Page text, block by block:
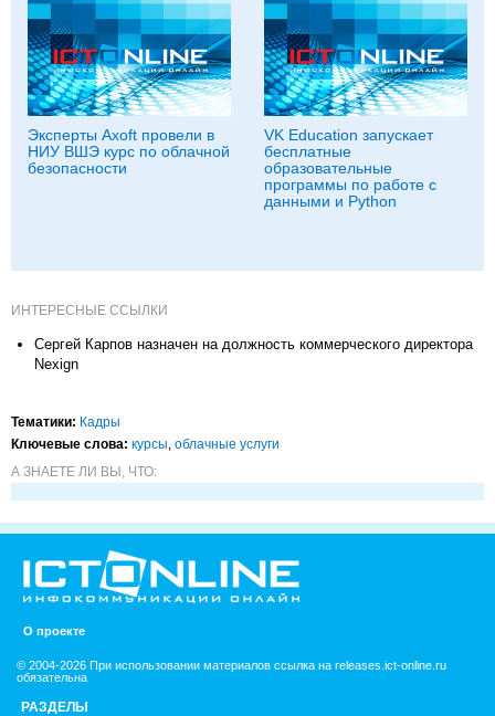
Эксперты Axoft провели в
НИУ ВШЭ курс по облачной
безопасности
VK Education запускает
бесплатные
образовательные
программы по работе с
данными и Python
ИНТЕРЕСНЫЕ ССЫЛКИ
Сергей Карпов назначен на должность коммерческого директора
Nexign
Тематики: Кадры
Ключевые слова: курсы, облачные услуги
А ЗНАЕТЕ ЛИ ВЫ, ЧТО:
О проекте
© 2004-2026 При использовании материалов ссылка на releases.ict-online.ru
обязательна
РАЗДЕЛЫ